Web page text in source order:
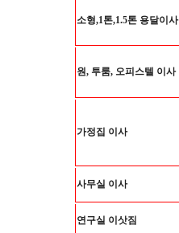
소형,1톤,1.5톤 용달이사
원, 투룸, 오피스텔 이사
가정집 이사
사무실 이사
연구실 이삿짐